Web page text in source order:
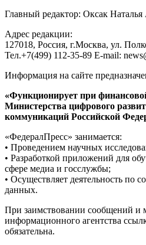
Главный редактор: Оксак Наталья
Адрес редакции:
127018, Россия, г.Москва, ул.
Тел.+7(499) 112-35-89 E-mail:
Информация на сайте
«Функционирует при
Министерства цифрового
коммуникаций Российской
«ФедералПресс» занимается:
• Проведением научных
• Разработкой приложений для
сфере медиа и госслужбы;
• Осуществляет деятельность по
данных.
При заимствовании сообщений и
информационного агентства
обязательна.